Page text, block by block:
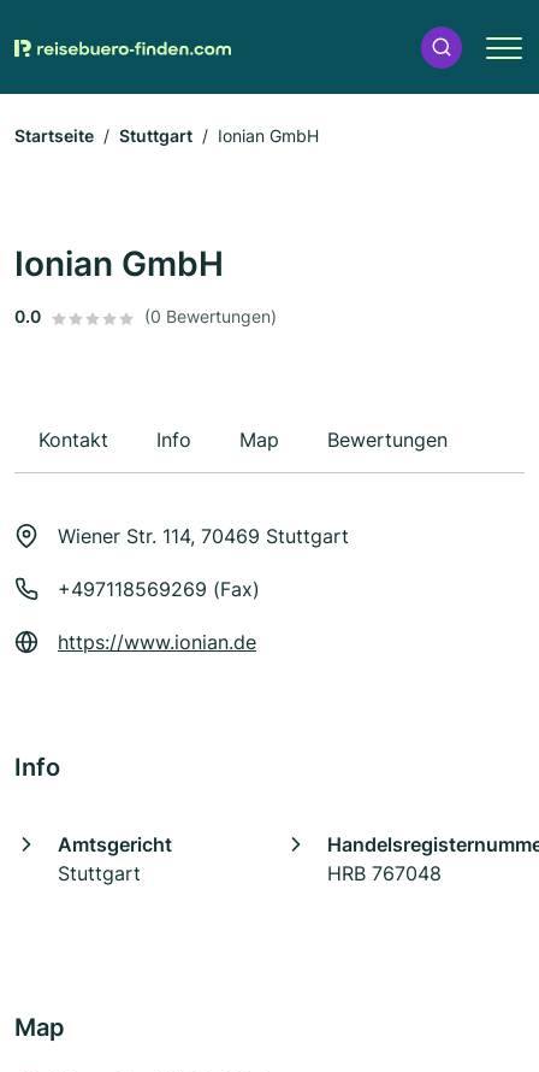
Startseite Stuttgart Ionian GmbH
Ionian GmbH
0.0 (0 Bewertungen)
Kontakt Info Map Bewertungen
Wiener Str. 114, 70469 Stuttgart
+497118569269 (Fax)
https://www.ionian.de
Info
Amtsgericht
Stuttgart
HRB 767048
Map